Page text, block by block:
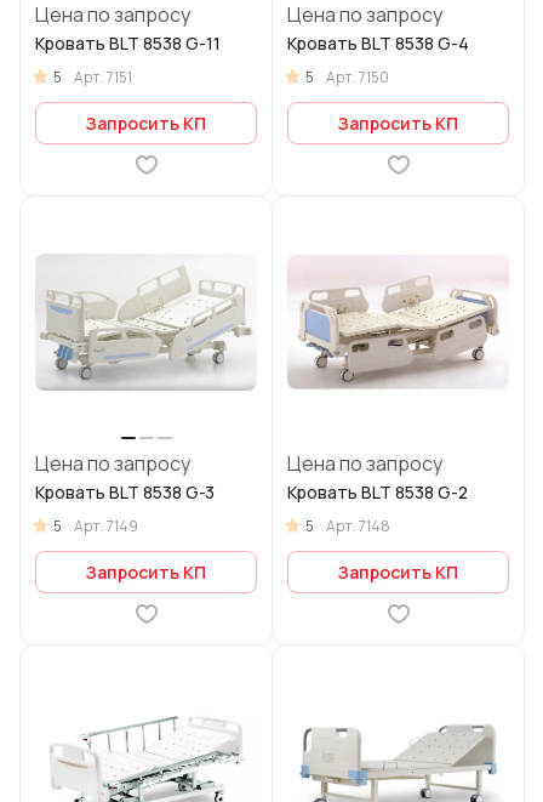
Цена по запросу
Кровать BLT 8538 G-11
5 Арт.7151
Запросить КП
Цена по запросу
Кровать BLT 8538 G-4
5 Арт.7150
Запросить КП
Цена по запросу
Кровать BLT 8538 G-3
5 Арт.7149
Запросить КП
Цена по запросу
Кровать BLT 8538 G-2
5 Арт.7148
Запросить КП